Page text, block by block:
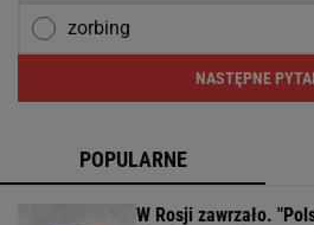
zorbing
NASTĘPNE
POPULARNE
W Rosji zawrzało.